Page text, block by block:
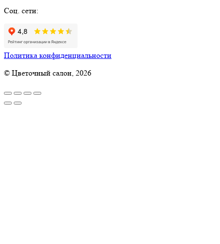
Соц. сети:
Политика конфиденциальности
© Цветочный салон, 2026